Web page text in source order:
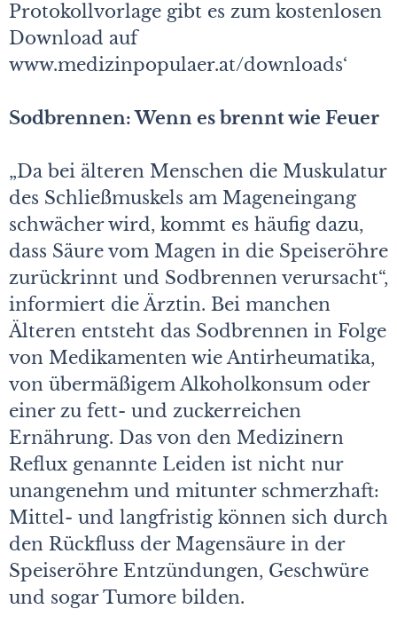
Protokollvorlage gibt es zum kostenlosen
Download auf
www.medizinpopulaer.at/downloads‘
Sodbrennen: Wenn es brennt wie Feuer
„Da bei älteren Menschen die Muskulatur
des Schließmuskels am Mageneingang
schwächer wird, kommt es häufig dazu,
dass Säure vom Magen in die Speiseröhre
zurückrinnt und Sodbrennen verursacht“,
informiert die Ärztin. Bei manchen
Älteren entsteht das Sodbrennen in Folge
von Medikamenten wie Antirheumatika,
von übermäßigem Alkoholkonsum oder
einer zu fett- und zuckerreichen
Ernährung. Das von den Medizinern
Reflux genannte Leiden ist nicht nur
unangenehm und mitunter schmerzhaft:
Mittel- und langfristig können sich durch
den Rückfluss der Magensäure in der
Speiseröhre Entzündungen, Geschwüre
und sogar Tumore bilden.